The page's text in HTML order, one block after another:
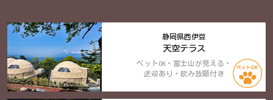
静岡県西伊豆
天空テラス
ペットOK・富士山が見える・
送迎あり・飲み放題付き